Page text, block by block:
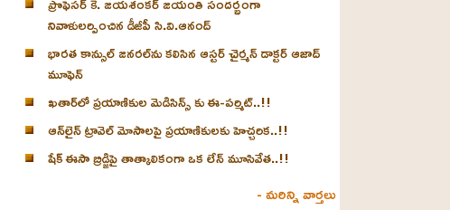
నివాళులర్పించిన డీజీపీ సి.వి.ఆనంద్
భారత కాన్సుల్ జనరల్‌ను కలిసిన ఆస్టర్ చైర్మన్ డాక్టర్ ఆజాద్
మూఫెన్
ఖతార్‌లో ప్రయాణికుల మెడిసిన్స్ కు ఈ-పర్మిట్..!!
ఆన్‌లైన్ ట్రావెల్ మోసాలపై ప్రయాణికులకు హెచ్చరిక..!!
షేక్ ఈసా బ్రిడ్జిపై తాత్కాలికంగా ఒక లేన్ మూసివేత..!!
- మరిన్ని వార్తలు